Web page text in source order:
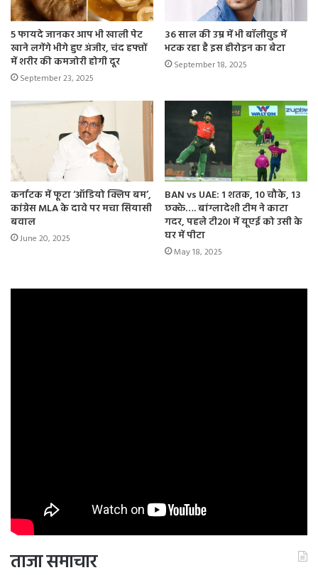
Redmi 12 5G की खूबियां
(शुरुआती कीमत-10,999 रुपये)
Snapdragon 4 Gen 2 प्रोसेसर
6.71-इंच FHD+ डिस्प्ले
50MP डुअल रियर कैमरा
8MP फ्रंट कैमरा
5,000mAh बैटरी, 22.5W फास्ट चार्जिंग
Redmi 12 4G की खूबियां
5,000mAh बैटरी, 18W वायर्ड फास्ट चार्जिंग
5 फायदे जानकर आप भी खाली पेट
खाने लगेंगे भीगे हुए अंजीर, चंद हफ्तों
में शरीर की कमजोरी होगी दूर
September 23, 2025
36 साल की उम्र में भी बॉलीवुड में
भटक रहा है इस हीरोइन का बेटा
September 18, 2025
कर्नाटक में फूटा ‘ऑडियो क्लिप बम’,
कांग्रेस MLA के दावे पर मचा सियासी
बवाल
June 20, 2025
BAN vs UAE: 1 शतक, 10 चौके, 13
छक्के…. बांग्लादेशी टीम ने काटा
गदर, पहले टी20I में यूएई को उसी के
घर में पीटा
May 18, 2025
ताजा समाचार